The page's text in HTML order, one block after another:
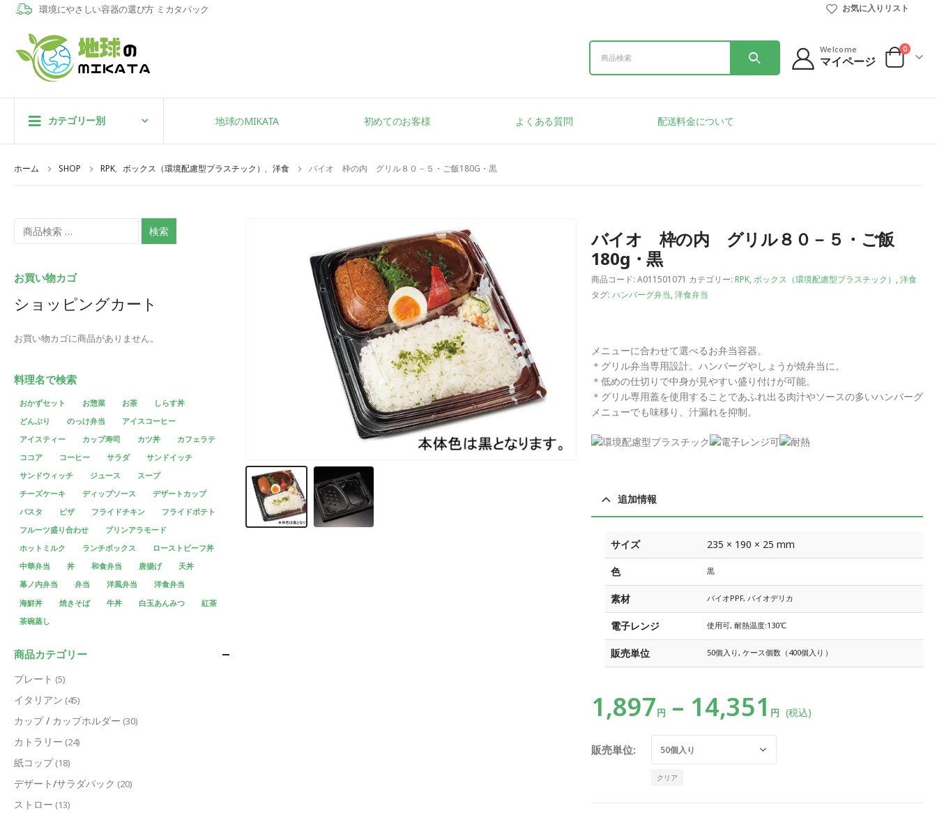
環境にやさしい容器の選び方 ミカタパック お気に入りリスト
Welcome
マイページ
0
カテゴリー別 地球のMIKATA 初めてのお客様 よくある質問 配送料金について
ホーム SHOP RPK, ボックス（環境配慮型プラスチック） , 洋食 バイオ 枠の内 グリル８０－５・ご飯180G・黒
バイオ 枠の内 グリル８０－５・ご飯
180g・黒
商品コード: A011501071 カテゴリー: RPK,ボックス（環境配慮型プラスチック） ,洋食
タグ: ハンバーグ弁当,洋食弁当
メニューに合わせて選べるお弁当容器。
＊グリル弁当専用設計。ハンバーグやしょうが焼弁当に。
＊低めの仕切りで中身が見やすい盛り付けが可能。
＊グリル専用蓋を使用することであふれ出る肉汁やソースの多いハンバーグ
メニューでも味移り、汁漏れを抑制。
追加情報
サイズ 235 × 190 × 25 mm
色 黒
素材 バイオPPF, バイオデリカ
電子レンジ 使用可, 耐熱温度:130℃
販売単位 50個入り, ケース個数（400個入り）
1,897円 – 14,351 円 (税込)
販売単位
クリア
検索
お買い物カゴ
ショッピングカート
お買い物カゴに商品がありません。
料理名で検索
おかずセット お惣菜 お茶
しらす丼
どんぶり
のっけ弁当
アイスコーヒー
アイスティー
カップ寿司 カツ丼
カフェラテ
ココア
コーヒー サラダ
サンドイッチ
サンドウィッチ
ジュース
スープ
チーズケーキ
ディップソース
デザートカップ
パスタ
ピザ フライドチキン
フライドポテト
フルーツ盛り合わせ
プリンアラモード
ホットミルク
ランチボックス
ローストビーフ丼
中華弁当
丼 和食弁当 唐揚げ
天丼
幕ノ内弁当
弁当 洋風弁当
洋食弁当
海鮮丼
焼きそば 牛丼 白玉あんみつ
紅茶
茶碗蒸し
商品カテゴリー
プレート (5)
イタリアン (45)
カップ / カップホルダー (30)
カトラリー (24)
紙コップ (18)
デザート/サラダパック (20)
ストロー (13)